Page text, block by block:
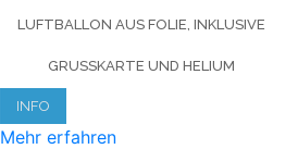
LUFTBALLON AUS FOLIE, INKLUSIVE
GRUSSKARTE UND HELIUM
INFO
Mehr erfahren